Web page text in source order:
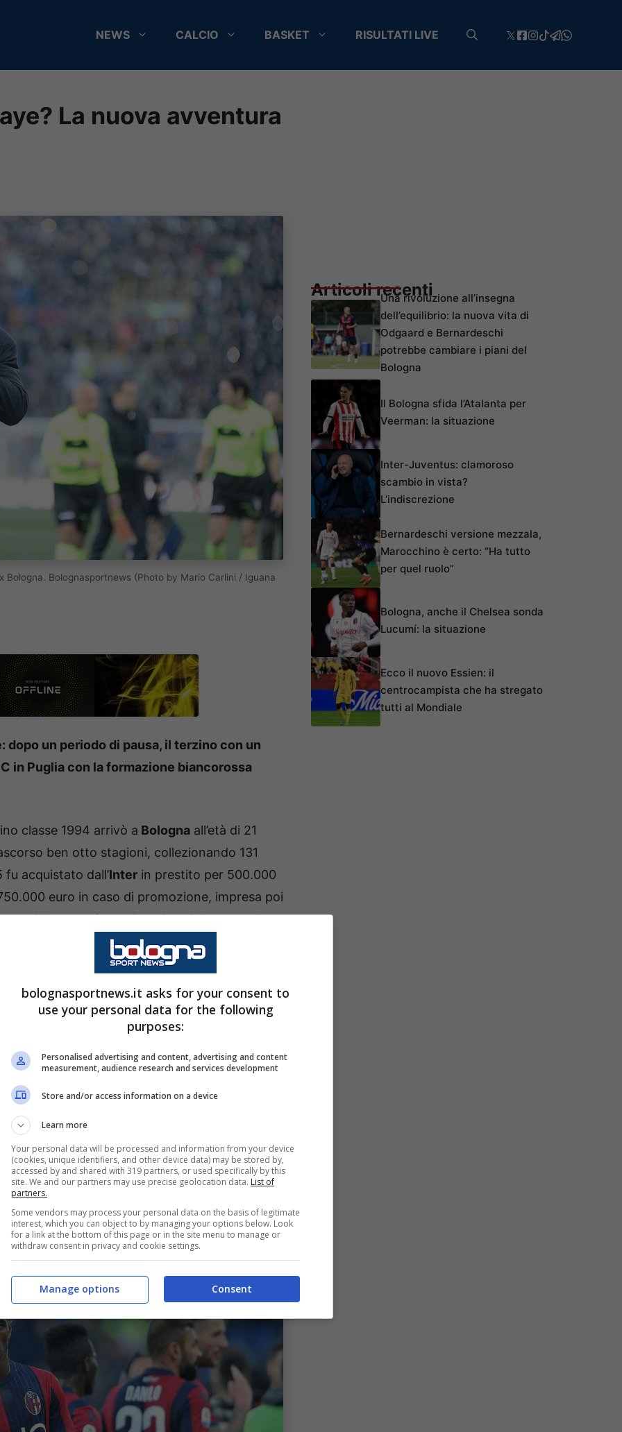
NEWS CALCIO BASKET RISULTATI LIVE
La nuova avventura
Bolognasportnews (Photo by Mario Carlini / Iguana
dopo un periodo di pausa, il terzino con un
in Puglia con la formazione biancorossa
classe 1994 arrivò a Bologna all’età di 21
ben otto stagioni, collezionando 131
acquistato dall’Inter in prestito per 500.000
euro in caso di promozione, impresa poi
il Pescara (occasione in cui viene espulso
A di Ibrahima Mbaye
ex Livorno e Interalterna annate da titolare
stagioni è quella 2018-2019, dove in 25
Mihajlovic trova una continuità che non
inizia un grosso calvario per lui a livello
solo 16 presenze e una
la rescissione con i felsinei e passa poi al Cluj.
ritorno dei problemi fisici. Da lì in poi l’ex
due anni. Per mesi sono circolate voci di
l’annuncio ufficiale dell’Altamura.
Articoli recentiUna rivoluzione all’insegna
dell’equilibrio: la nuova vita di
Odgaard e Bernardeschi
potrebbe cambiare i piani del
Bologna
Il Bologna sfida l’Atalanta per
Veerman: la situazione
Inter-Juventus: clamoroso
scambio in vista?
L’indiscrezione
Bernardeschi versione mezzala,
Marocchino è certo: “Ha tutto
per quel ruolo”
Bologna, anche il Chelsea sonda
Lucumí: la situazione
Ecco il nuovo Essien: il
centrocampista che ha stregato
tutti al Mondiale
bolognasportnews.it asks for your consent to
use your personal data for the following
purposes:
Personalised advertising and content, advertising and content
measurement, audience research and services development
Store and/or access information on a device
Learn more
Your personal data will be processed and information from your device
(cookies, unique identifiers, and other device data) may be stored by,
accessed by and shared with 319 partners, or used specifically by this
site. We and our partners may use precise geolocation data. List of
partners.
Some vendors may process your personal data on the basis of legitimate
interest, which you can object to by managing your options below. Look
for a link at the bottom of this page or in the site menu to manage or
withdraw consent in privacy and cookie settings.
Consent
Manage options